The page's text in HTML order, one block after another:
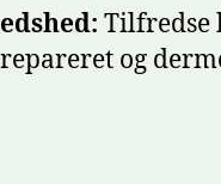
Tilfredse
og